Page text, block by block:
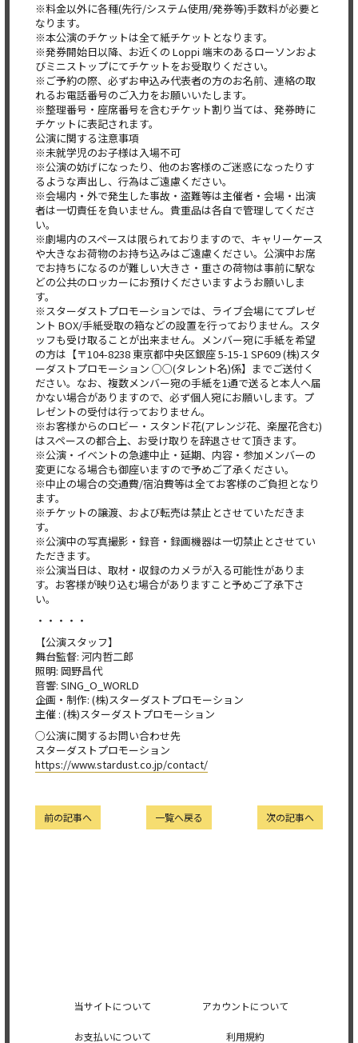
※料金以外に各種(先行/システム使用/発券等)手数料が必要と
なります。
※本公演のチケットは全て紙チケットとなります。
※発券開始日以降、お近くの Loppi 端末のあるローソンおよ
びミニストップにてチケットをお受取りください。
※ご予約の際、必ずお申込み代表者の方のお名前、連絡の取
れるお電話番号のご入力をお願いいたします。
※整理番号・座席番号を含むチケット割り当ては、発券時に
チケットに表記されます。
公演に関する注意事項
※未就学児のお子様は入場不可
※公演の妨げになったり、他のお客様のご迷惑になったりす
るような声出し、行為はご遠慮ください。
※会場内・外で発生した事故・盗難等は主催者・会場・出演
者は一切責任を負いません。貴重品は各自で管理してくださ
い。
※劇場内のスペースは限られておりますので、キャリーケース
や大きなお荷物のお持ち込みはご遠慮ください。公演中お席
でお持ちになるのが難しい大きさ・重さの荷物は事前に駅な
どの公共のロッカーにお預けくださいますようお願いしま
す。
※スターダストプロモーションでは、ライブ会場にてプレゼ
ント BOX/手紙受取の箱などの設置を行っておりません。スタ
ッフも受け取ることが出来ません。メンバー宛に手紙を希望
の方は【〒104-8238 東京都中央区銀座 5-15-1 SP609 (株)スタ
ーダストプロモーション ○○(タレント名)係】までご送付く
ださい。なお、複数メンバー宛の手紙を1通で送ると本人へ届
かない場合がありますので、必ず個人宛にお願いします。プ
レゼントの受付は行っておりません。
※お客様からのロビー・スタンド花(アレンジ花、楽屋花含む)
はスペースの都合上、お受け取りを辞退させて頂きます。
※公演・イベントの急遽中止・延期、内容・参加メンバーの
変更になる場合も御座いますので予めご了承ください。
※中止の場合の交通費/宿泊費等は全てお客様のご負担となり
ます。
※チケットの譲渡、および転売は禁止とさせていただきま
す。
※公演中の写真撮影・録音・録画機器は一切禁止とさせてい
ただきます。
※公演当日は、取材・収録のカメラが入る可能性がありま
す。お客様が映り込む場合がありますこと予めご了承下さ
い。
・・・・・
【公演スタッフ】
舞台監督: 河内哲二郎
照明: 岡野昌代
音響: SING_O_WORLD
企画・制作: (株)スターダストプロモーション
主催 : (株)スターダストプロモーション
○公演に関するお問い合わせ先
スターダストプロモーション
https://www.stardust.co.jp/contact/
次の記事へ
一覧へ戻る
前の記事へ
当サイトについて アカウントについて
お支払いについて 利用規約